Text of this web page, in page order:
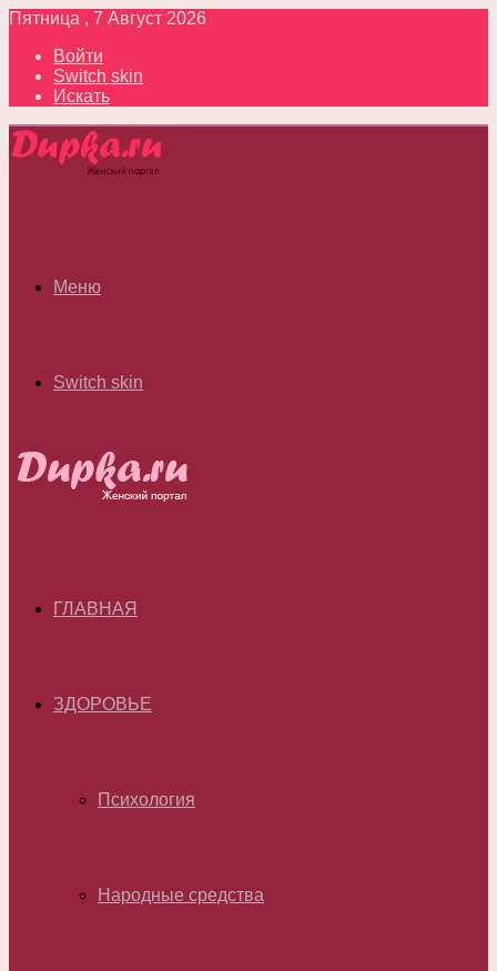
Пятница , 7 Август 2026
Войти
Switch skin
Искать
Меню
Switch skin
ГЛАВНАЯ
ЗДОРОВЬЕ
Психология
Народные средства